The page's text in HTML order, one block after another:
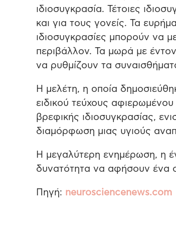
ιδιοσυγκρασία. Τέτοιες
και για τους γονείς. Τα
ιδιοσυγκρασίες μπορούν να
περιβάλλον. Τα μωρά με
να ρυθμίζουν τα
Η μελέτη, η οποία
ειδικού τεύχους
βρεφικής ιδιοσυγκρασίας,
διαμόρφωση μιας υγιούς
Η μεγαλύτερη ενημέρωση, η
δυνατότητα να αφήσουν ένα
Πηγή: neurosciencenews.com